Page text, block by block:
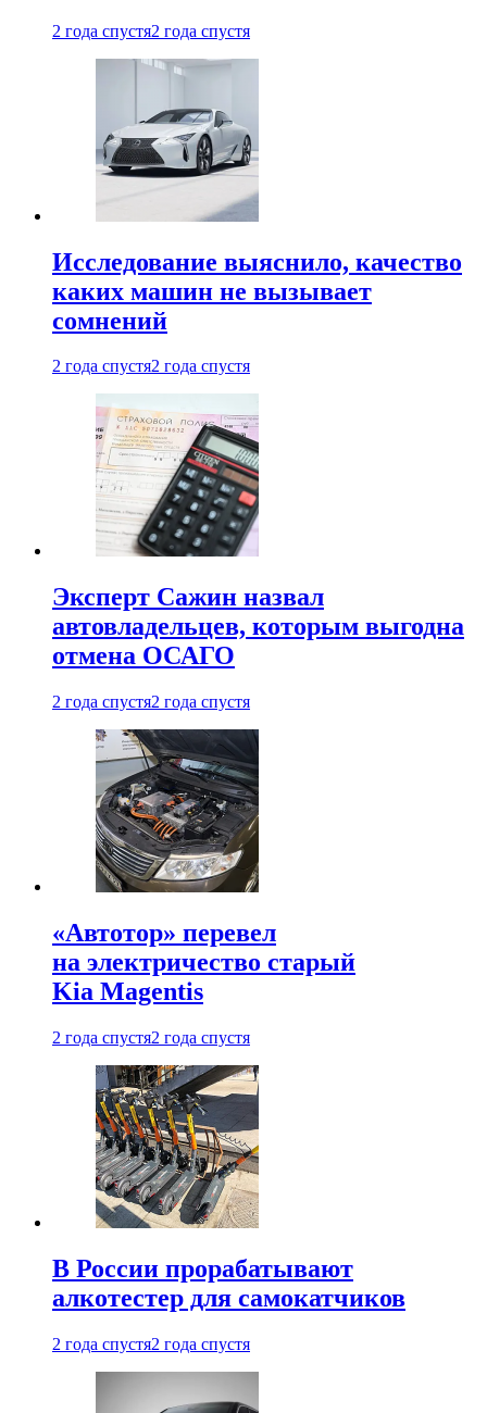
2 года спустя2 года спустя
Исследование выяснило, качество
каких машин не вызывает
сомнений
2 года спустя2 года спустя
Эксперт Сажин назвал
автовладельцев, которым выгодна
отмена ОСАГО
2 года спустя2 года спустя
«Автотор» перевел
на электричество старый
Kia Magentis
2 года спустя2 года спустя
В России прорабатывают
алкотестер для самокатчиков
2 года спустя2 года спустя